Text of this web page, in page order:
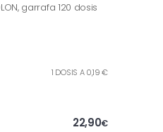
garrafa 120 dosis
1 DOSIS A 0,19 €
22,90€